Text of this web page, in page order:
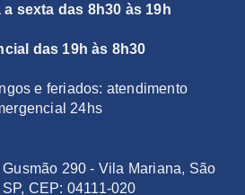
a sexta das 8h30 às 19h
das 19h às 8h30
e feriados: atendimento
24hs
290 - Vila Mariana, São
CEP: 04111-020